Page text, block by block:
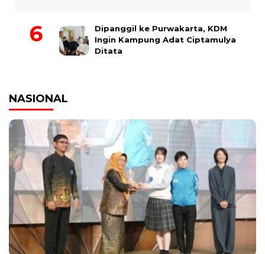
Dipanggil ke Purwakarta, KDM
Ingin Kampung Adat Ciptamulya
Ditata
NASIONAL